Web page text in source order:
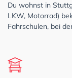
Du wohnst in
LKW, Motorrad)
Fahrschulen, bei